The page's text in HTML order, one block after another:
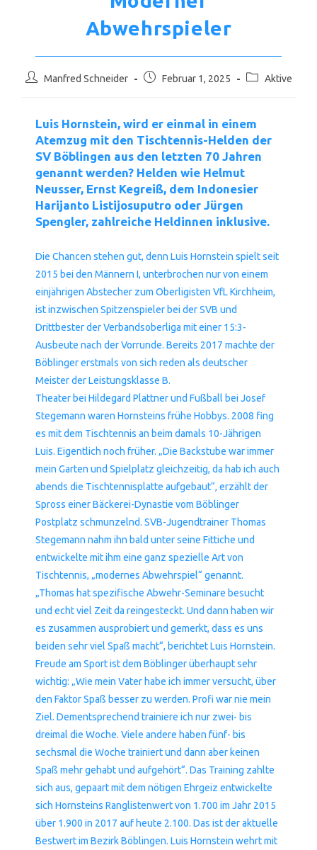
Abwehrspieler
Beitrags-
Manfred Schneider
BeitragFebruar 1, 2025
Beitrags-
Aktive
Luis Hornstein, wird er einmal in einem
Atemzug mit den Tischtennis-Helden der
SV Böblingen aus den letzten 70 Jahren
genannt werden? Helden wie Helmut
Neusser, Ernst Kegreiß, dem Indonesier
Harijanto Listijosuputro oder Jürgen
Spengler, zahlreiche Heldinnen inklusive.
Die Chancen stehen gut, denn Luis Hornstein spielt seit
2015 bei den Männern I, unterbrochen nur von einem
einjährigen Abstecher zum Oberligisten VfL Kirchheim,
ist inzwischen Spitzenspieler bei der SVB und
Drittbester der Verbandsoberliga mit einer 15:3-
Ausbeute nach der Vorrunde. Bereits 2017 machte der
Böblinger erstmals von sich reden als deutscher
Meister der Leistungsklasse B.
Theater bei Hildegard Plattner und Fußball bei Josef
Stegemann waren Hornsteins frühe Hobbys. 2008 fing
es mit dem Tischtennis an beim damals 10-Jährigen
Luis. Eigentlich noch früher. „Die Backstube war immer
mein Garten und Spielplatz gleichzeitig, da hab ich auch
abends die Tischtennisplatte aufgebaut“, erzählt der
Spross einer Bäckerei-Dynastie vom Böblinger
Postplatz schmunzelnd. SVB-Jugendtrainer Thomas
Stegemann nahm ihn bald unter seine Fittiche und
entwickelte mit ihm eine ganz spezielle Art von
Tischtennis, „modernes Abwehrspiel“ genannt.
„Thomas hat spezifische Abwehr-Seminare besucht
und echt viel Zeit da reingesteckt. Und dann haben wir
es zusammen ausprobiert und gemerkt, dass es uns
beiden sehr viel Spaß macht“, berichtet Luis Hornstein.
Freude am Sport ist dem Böblinger überhaupt sehr
wichtig: „Wie mein Vater habe ich immer versucht, über
den Faktor Spaß besser zu werden. Profi war nie mein
Ziel. Dementsprechend trainiere ich nur zwei- bis
dreimal die Woche. Viele andere haben fünf- bis
sechsmal die Woche trainiert und dann aber keinen
Spaß mehr gehabt und aufgehört“. Das Training zahlte
sich aus, gepaart mit dem nötigen Ehrgeiz entwickelte
sich Hornsteins Ranglistenwert von 1.700 im Jahr 2015
über 1.900 in 2017 auf heute 2.100. Das ist der aktuelle
Bestwert im Bezirk Böblingen. Luis Hornstein wehrt mit